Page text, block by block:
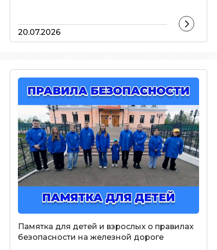
20.07.2026
Памятка для детей и взрослых о правилах
безопасности на железной дороге